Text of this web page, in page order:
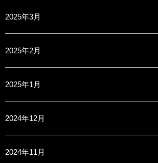
2025年3月
2025年2月
2025年1月
2024年12月
2024年11月